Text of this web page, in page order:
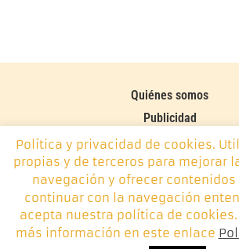
Quiénes somos
Publicidad
Contacto
Política de cookies
Monplamar, desde 2014 -
626 074
Política y privacidad de cookies.
propias y de terceros para mejorar
navegación y ofrecer contenidos
continuar con la navegación
acepta nuestra política de
más información en este enlace